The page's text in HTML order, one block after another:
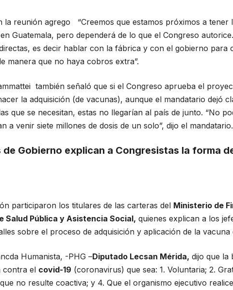
la reunión agrego “Creemos que estamos próximos a tener
Guatemala, pero dependerá de lo que el Congreso
es decir hablar con la fábrica y con el gobierno para
manera que no haya cobros extra”.
también señaló que si el Congreso aprueba el
la adquisición (de vacunas), aunque el mandatario dejó
que se necesitan, estas no llegarían al país de junto. “No
a venir siete millones de dosis de un solo”, dijo el mandatario.
de Gobierno explican a Congresistas la forma
participaron los titulares de las carteras del Ministerio de
Salud Pública y Asistencia Social, quienes explican a los
sobre el proceso de adquisición y aplicación de la vacuna
Humanista, -PHG –Diputado Lecsan Mérida, dijo que la
contra el covid-19 (coronavirus) que sea: 1. Voluntaria; 2.
no resulte coactiva; y 4. Que el organismo ejecutivo